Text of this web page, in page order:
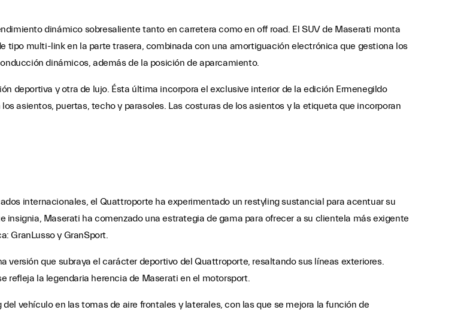
dinámico sobresaliente tanto en carretera como en off road. El SUV de Maserati monta
tipo multi-link en la parte trasera, combinada con una amortiguación electrónica que gestiona los
dinámicos, además de la posición de aparcamiento.
deportiva y otra de lujo. Ésta última incorpora el exclusive interior de la edición Ermenegildo
asientos, puertas, techo y parasoles. Las costuras de los asientos y la etiqueta que incorporan
internacionales, el Quattroporte ha experimentado un restyling sustancial para acentuar su
insignia, Maserati ha comenzado una estrategia de gama para ofrecer a su clientela más exigente
GranLusso y GranSport.
versión que subraya el carácter deportivo del Quattroporte, resaltando sus líneas exteriores.
refleja la legendaria herencia de Maserati en el motorsport.
vehículo en las tomas de aire frontales y laterales, con las que se mejora la función de